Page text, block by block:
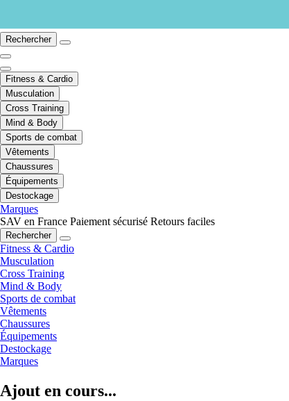
Rechercher
Fitness & Cardio
Musculation
Cross Training
Mind & Body
Sports de combat
Vêtements
Chaussures
Équipements
Destockage
Marques
SAV en France Paiement sécurisé Retours faciles
Rechercher
Fitness & Cardio
Musculation
Cross Training
Mind & Body
Sports de combat
Vêtements
Chaussures
Équipements
Destockage
Marques
Ajout en cours...